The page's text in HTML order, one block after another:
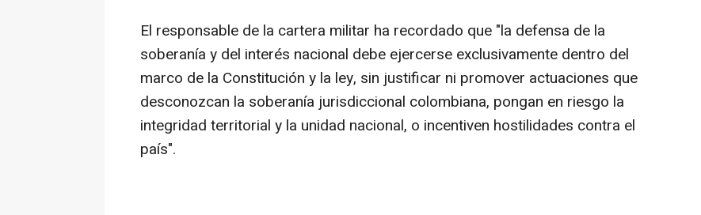
El responsable de la cartera militar ha recordado que "la defensa de la
soberanía y del interés nacional debe ejercerse exclusivamente dentro del
marco de la Constitución y la ley, sin justificar ni promover actuaciones que
desconozcan la soberanía jurisdiccional colombiana, pongan en riesgo la
integridad territorial y la unidad nacional, o incentiven hostilidades contra el
país".